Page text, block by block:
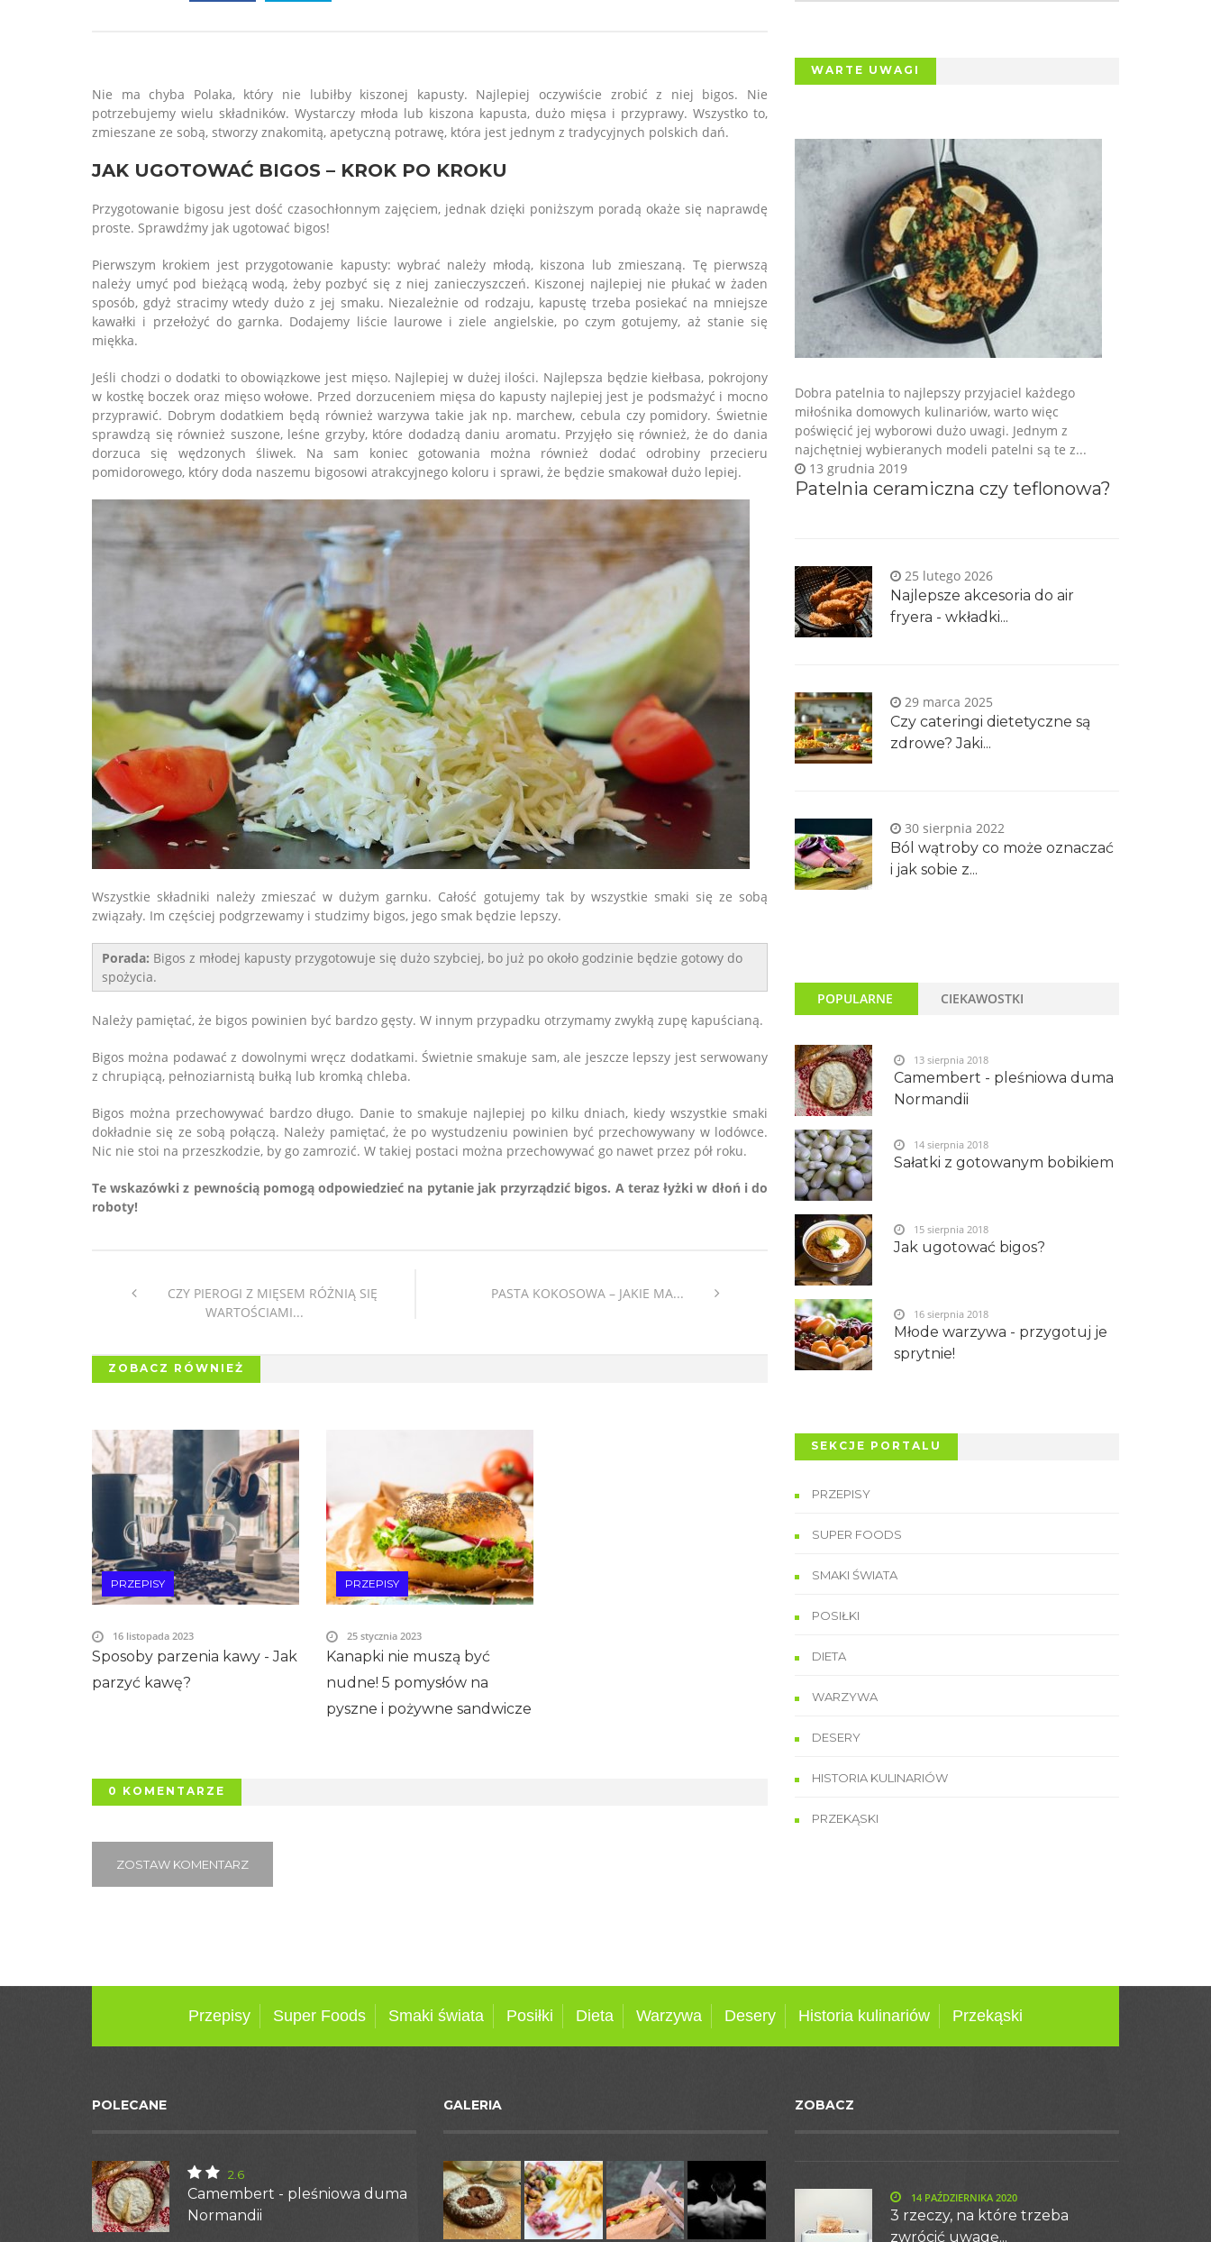
Nie ma chyba Polaka, który nie lubiłby kiszonej kapusty. Najlepiej oczywiście zrobić z niej bigos. Nie
potrzebujemy wielu składników. Wystarczy młoda lub kiszona kapusta, dużo mięsa i przyprawy. Wszystko to,
zmieszane ze sobą, stworzy znakomitą, apetyczną potrawę, która jest jednym z tradycyjnych polskich dań.
JAK UGOTOWAĆ BIGOS – KROK PO KROKU
Przygotowanie bigosu jest dość czasochłonnym zajęciem, jednak dzięki poniższym poradą okaże się naprawdę
proste. Sprawdźmy jak ugotować bigos!
Pierwszym krokiem jest przygotowanie kapusty: wybrać należy młodą, kiszona lub zmieszaną. Tę pierwszą
należy umyć pod bieżącą wodą, żeby pozbyć się z niej zanieczyszczeń. Kiszonej najlepiej nie płukać w żaden
sposób, gdyż stracimy wtedy dużo z jej smaku. Niezależnie od rodzaju, kapustę trzeba posiekać na mniejsze
kawałki i przełożyć do garnka. Dodajemy liście laurowe i ziele angielskie, po czym gotujemy, aż stanie się
miękka.
Jeśli chodzi o dodatki to obowiązkowe jest mięso. Najlepiej w dużej ilości. Najlepsza będzie kiełbasa, pokrojony
w kostkę boczek oraz mięso wołowe. Przed dorzuceniem mięsa do kapusty najlepiej jest je podsmażyć i mocno
przyprawić. Dobrym dodatkiem będą również warzywa takie jak np. marchew, cebula czy pomidory. Świetnie
sprawdzą się również suszone, leśne grzyby, które dodadzą daniu aromatu. Przyjęło się również, że do dania
dorzuca się wędzonych śliwek. Na sam koniec gotowania można również dodać odrobiny przecieru
pomidorowego, który doda naszemu bigosowi atrakcyjnego koloru i sprawi, że będzie smakował dużo lepiej.
Wszystkie składniki należy zmieszać w dużym garnku. Całość gotujemy tak by wszystkie smaki się ze sobą
związały. Im częściej podgrzewamy i studzimy bigos, jego smak będzie lepszy.
Porada: Bigos z młodej kapusty przygotowuje się dużo szybciej, bo już po około godzinie będzie gotowy do
spożycia.
Należy pamiętać, że bigos powinien być bardzo gęsty. W innym przypadku otrzymamy zwykłą zupę kapuścianą.
Bigos można podawać z dowolnymi wręcz dodatkami. Świetnie smakuje sam, ale jeszcze lepszy jest serwowany
z chrupiącą, pełnoziarnistą bułką lub kromką chleba.
Bigos można przechowywać bardzo długo. Danie to smakuje najlepiej po kilku dniach, kiedy wszystkie smaki
dokładnie się ze sobą połączą. Należy pamiętać, że po wystudzeniu powinien być przechowywany w lodówce.
Nic nie stoi na przeszkodzie, by go zamrozić. W takiej postaci można przechowywać go nawet przez pół roku.
Te wskazówki z pewnością pomogą odpowiedzieć na pytanie jak przyrządzić bigos. A teraz łyżki w dłoń i do
roboty!
CZY PIEROGI Z MIĘSEM RÓŻNIĄ SIĘ
WARTOŚCIAMI...
PASTA KOKOSOWA – JAKIE MA...
ZOBACZ RÓWNIEŻ
PRZEPISY
Sposoby parzenia kawy - Jak
parzyć kawę?
16 listopada 2023
PRZEPISY
Kanapki nie muszą być
nudne! 5 pomysłów na
pyszne i pożywne sandwicze
25 stycznia 2023
0 KOMENTARZE
ZOSTAW KOMENTARZ
WARTE UWAGI
Patelnia ceramiczna czy teflonowa?
13 grudnia 2019
Dobra patelnia to najlepszy przyjaciel każdego
miłośnika domowych kulinariów, warto więc
poświęcić jej wyborowi dużo uwagi. Jednym z
najchętniej wybieranych modeli patelni są te z...
Najlepsze akcesoria do air
fryera - wkładki...
25 lutego 2026
Czy cateringi dietetyczne są
zdrowe? Jaki...
29 marca 2025
Ból wątroby co może oznaczać
i jak sobie z...
30 sierpnia 2022
POPULARNE CIEKAWOSTKI
Camembert - pleśniowa duma
Normandii
13 sierpnia 2018
Sałatki z gotowanym bobikiem
14 sierpnia 2018
Jak ugotować bigos?
15 sierpnia 2018
Młode warzywa - przygotuj je
sprytnie!
16 sierpnia 2018
SEKCJE PORTALU
PRZEPISY
SUPER FOODS
SMAKI ŚWIATA
POSIŁKI
DIETA
WARZYWA
DESERY
HISTORIA KULINARIÓW
PRZEKĄSKI
Przepisy Super Foods Smaki świata Posiłki Dieta Warzywa Desery Historia kulinariów Przekąski
POLECANE
Camembert - pleśniowa duma
Normandii
2.6
GALERIA ZOBACZ
3 rzeczy, na które trzeba
zwrócić uwagę...
14 PAŹDZIERNIKA 2020